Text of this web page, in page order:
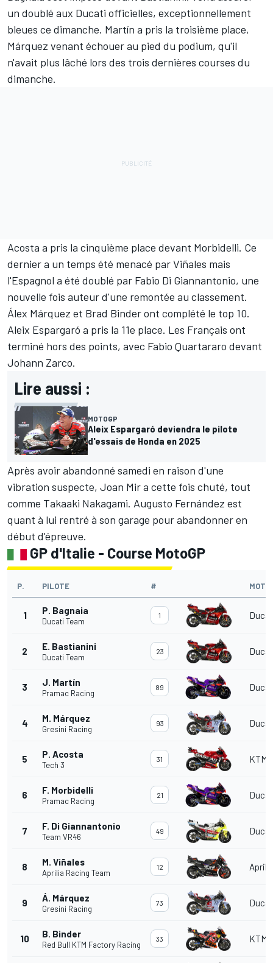
un doublé aux Ducati officielles, exceptionnellement
bleues ce dimanche. Martín a pris la troisième place,
Márquez venant échouer au pied du podium, qu'il
n'avait plus lâché lors des trois dernières courses du
dimanche.
Acosta a pris la cinquième place devant Morbidelli. Ce
dernier a un temps été menacé par Viñales mais
l'Espagnol a été doublé par Fabio Di Giannantonio, une
nouvelle fois auteur d'une remontée au classement.
Álex Márquez et Brad Binderont complété le top 10.
Aleix Espargaró a pris la 11e place. Les Français ont
terminé hors des points, avec Fabio Quartararo devant
Johann Zarco.
Lire aussi :
MOTOGP
Aleix Espargaró deviendra le pilote
d'essais de Honda en 2025
Après avoir abandonné samedi en raison d'une
vibration suspecte, Joan Mira cette fois chuté, tout
comme Takaaki Nakagami. Augusto Fernández est
quant à lui rentré à son garage pour abandonner en
début d'épreuve.
GP d'Italie - Course MotoGP
P. PILOTE # MOTO
1 P. Bagnaia
Ducati Team
1
2 E. Bastianini
Ducati Team
23
3 J. Martín
Pramac Racing
89
4 M. Márquez
Gresini Racing
93
5 P. Acosta
Tech 3
31 KTM
6 F. Morbidelli
Pramac Racing
21
7 F. Di Giannantonio
Team VR46
49
8 M. Viñales
Aprilia Racing Team
12
9 Á. Márquez
Gresini Racing
73
10 B. Binder
Red Bull KTM Factory Racing
33 KTM